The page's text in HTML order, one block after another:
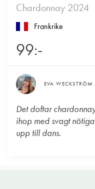
Chardonnay 2024
Frankrike
99:-
EVA WECKSTRÖM
Det doftar
ihop med svagt
upp till dans.